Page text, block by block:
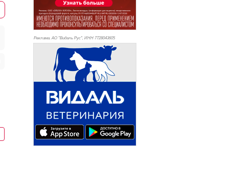
Реклама. АО "Видаль Рус", ИНН 7728043605